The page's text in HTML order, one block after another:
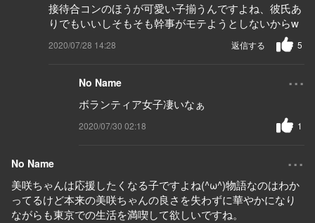
接待合コンのほうが可愛い子揃うんですよね、彼氏あ
りでもいいしそもそも幹事がモテようとしないからw
2020/07/28 14:28 5
返信する
No Name ...
ボランティア女子凄いなぁ
2020/07/30 02:18 1
No Name ...
美咲ちゃんは応援したくなる子ですよね(^ω^)物語なのはわか
ってるけど本来の美咲ちゃんの良さを失わずに華やかになり
ながらも東京での生活を満喫して欲しいですね。